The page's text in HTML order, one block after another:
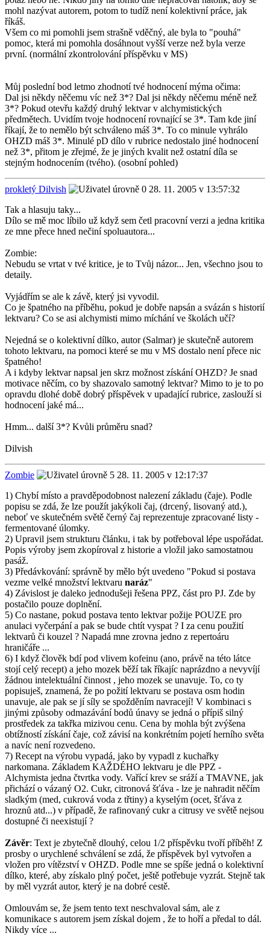
mohl nazývat autorem, potom to tudíž není kolektivní práce, jak
říkáš.
Všem co mi pomohli jsem strašně vděčný, ale byla to "pouhá"
pomoc, která mi pomohla dosáhnout vyšší verze než byla verze
první. (normální zkontrolování příspěvku v MS)
Můj poslední bod letmo zhodnotí tvé hodnocení mýma očima:
Dal jsi někdy něčemu víc než 3*? Dal jsi někdy něčemu méně než
3*? Pokud otevřu každý druhý lektvar v alchymistických
předmětech. Uvidím tvoje hodnocení rovnající se 3*. Tam kde jiní
říkají, že to nemělo být schváleno máš 3*. To co minule vyhrálo
OHZD máš 3*. Minulé pD dílo v rubrice nedostalo jiné hodnocení
než 3*, přitom je zřejmé, že je jiných kvalit než ostatní díla se
stejným hodnocením (tvého). (osobní pohled)
prokletý Dilvish
28. 11. 2005 v 13:57:32
Tak a hlasuju taky...
Dílo se mě moc líbilo už když sem četl pracovní verzi a jedna kritika
ze mne přece hned nečiní spoluautora...
Zombie:
Nebudu se vrtat v tvé kritice, je to Tvůj názor... Jen, všechno jsou to
detaily.
Vyjádřím se ale k závě, který jsi vyvodil.
Co je špatného na příběhu, pokud je dobře napsán a svázán s historií
lektvaru? Co se asi alchymisti mimo míchání ve školách učí?
Nejedná se o kolektivní dílko, autor (Salmar) je skutečně autorem
tohoto lektvaru, na pomoci které se mu v MS dostalo není přece nic
špatného!
A i kdyby lektvar napsal jen skrz možnost získání OHZD? Je snad
motivace něčím, co by shazovalo samotný lektvar? Mimo to je to po
opravdu dlohé době dobrý příspěvek v upadající rubrice, zaslouží si
hodnocení jaké má...
Hmm... další 3*? Kvůli průměru snad?
Dilvish
Zombie
28. 11. 2005 v 12:17:37
1) Chybí místo a pravděpodobnost nalezení základu (čaje). Podle
popisu se zdá, že lze použít jakýkoli čaj, (drcený, lisovaný atd.),
neboť ve skutečném světě černý čaj reprezentuje zpracované listy -
fermentované úlomky.
2) Upravil jsem strukturu článku, i tak by potřeboval lépe uspořádat.
Popis výroby jsem zkopíroval z historie a vložil jako samostatnou
pasáž.
3) Předávkování: správně by mělo být uvedeno "Pokud si postava
vezme velké množství lektvaru naráz"
4) Závislost je daleko jednodušeji řešena PPZ, část pro PJ. Zde by
postačilo pouze doplnění.
5) Co nastane, pokud postava tento lektvar požije POUZE pro
anulaci vyčerpání a pak se bude chtít vyspat ? I za cenu použití
lektvarů či kouzel ? Napadá mne zrovna jedno z repertoáru
hraničáře ...
6) I když člověk bdí pod vlivem kofeinu (ano, právě na této látce
stojí celý recept) a jeho mozek běží tak říkajíc naprázdno a nevyvíjí
žádnou intelektuální činnost , jeho mozek se unavuje. To, co ty
popisuješ, znamená, že po požití lektvaru se postava osm hodin
unavuje, ale pak se jí síly se spožděním navracejí! V kombinaci s
jinými způsoby odmazávání bodů únavy se jedná o přípiš silný
prostředek za takřka mizivou cenu. Cena by mohla být zvýšena
obtížností získání čaje, což závisí na konkrétním pojetí herního světa
a navíc není rozvedeno.
7) Recept na výrobu vypadá, jako by vypadl z kuchařky
narkomana. Základem KAŽDÉHO lektvaru je dle PPZ -
Alchymista jedna čtvrtka vody. Vařící krev se sráží a TMAVNE, jak
přichází o vázaný O2. Cukr, citronová šťáva - lze je nahradit něčím
sladkým (med, cukrová voda z třtiny) a kyselým (ocet, šťáva z
hroznů atd...) v případě, že rafinovaný cukr a citrusy ve světě nejsou
dostupné či neexistují ?
Závěr: Text je zbytečně dlouhý, celou 1/2 příspěvku tvoří příběh! Z
prosby o urychlené schválení se zdá, že příspěvek byl vytvořen a
vložen pro vítězství v OHZD. Podle mne se spíše jedná o kolektivní
dílko, které, aby získalo plný počet, ještě potřebuje vyzrát. Stejně tak
by měl vyzrát autor, který je na dobré cestě.
Omlouvám se, že jsem tento text neschvaloval sám, ale z
komunikace s autorem jsem získal dojem , že to hoří a předal to dál.
Nikdy více ...